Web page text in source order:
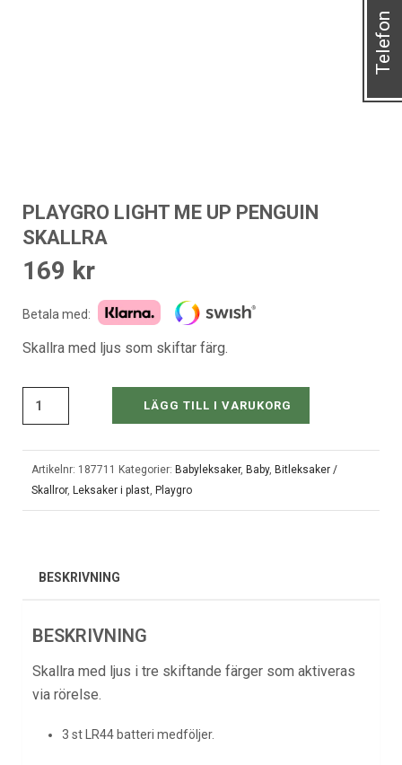
PLAYGRO LIGHT ME UP PENGUIN
SKALLRA
169 kr
Betala med:
Skallra med ljus som skiftar färg.
LÄGG TILL I VARUKORG
Artikelnr: 187711 Kategorier: Babyleksaker, Baby, Bitleksaker /
Skallror, Leksaker i plast, Playgro
BESKRIVNING
BESKRIVNING
Skallra med ljus i tre skiftande färger som aktiveras
via rörelse.
3 st LR44 batteri medföljer.
Telefon